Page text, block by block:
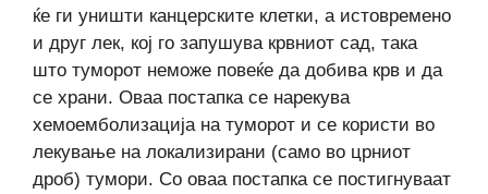
ќе ги уништи канцерските клетки, а истовремено
и друг лек, кој го запушува крвниот сад, така
што туморот неможе повеќе да добива крв и да
се храни. Оваа постапка се нарекува
хемоемболизација на туморот и се користи во
лекување на локализирани (само во црниот
дроб) тумори. Со оваа постапка се постигнуваат